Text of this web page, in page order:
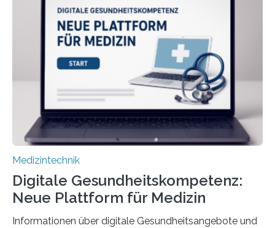
dafür eine technische Schnittstelle, über die
physiologische Daten in Echtzeit an das Sprachmodell
übermittelt werden können. Die Künstliche Intelligenz
kann dadurch auch die Sprache des Körpers
einbeziehen, auf die Menschen keinen bewussten
Einfluss nehmen. Das eröffnet…
Medizintechnik
Digitale Gesundheitskompetenz:
Neue Plattform für Medizin
Informationen über digitale Gesundheitsangebote und